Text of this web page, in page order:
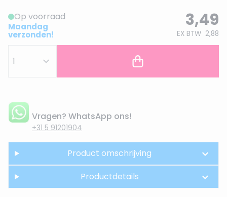
Op voorraad
Maandag
verzonden!
3,49
EX BTW 2,88
Vragen? WhatsApp ons!
+31 5 91201904
Product omschrijving
Productdetails